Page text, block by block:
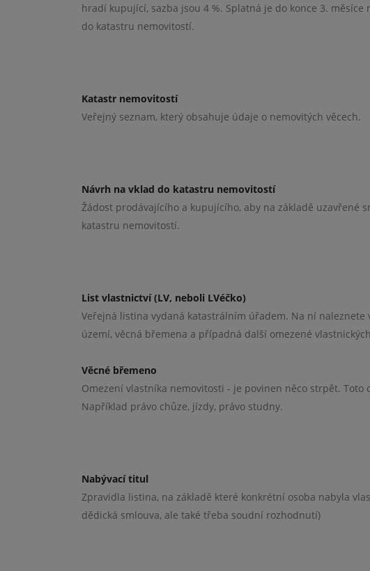
hradí kupující, sazba jsou 4 %. Splatná je do konce 3.
do katastru nemovitostí.
Katastr nemovitostí
Veřejný seznam, který obsahuje údaje o nemovitých věcech.
Návrh na vklad do katastru nemovitostí
Žádost prodávajícího a kupujícího, aby na základě uzavřené
katastru nemovitostí.
List vlastnictví (LV, neboli LVéčko)
Veřejná listina vydaná katastrálním úřadem. Na ní
území, věcná břemena a případná další omezené
Věcné břemeno
Omezení vlastníka nemovitosti - je povinen něco strpět.
Například právo chůze, jízdy, právo studny.
Nabývací titul
Zpravidla listina, na základě které konkrétní osoba nabyla
dědická smlouva, ale také třeba soudní rozhodnutí)